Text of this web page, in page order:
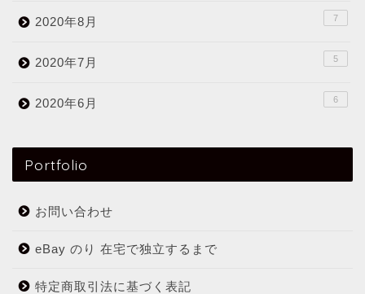
2020年8月 7
2020年7月 5
2020年6月 6
Portfolio
お問い合わせ
eBay のり 在宅で独立するまで
特定商取引法に基づく表記